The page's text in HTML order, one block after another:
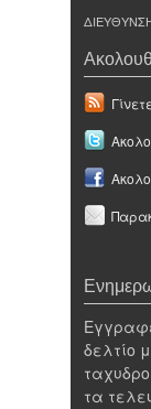
δελτίο
τα